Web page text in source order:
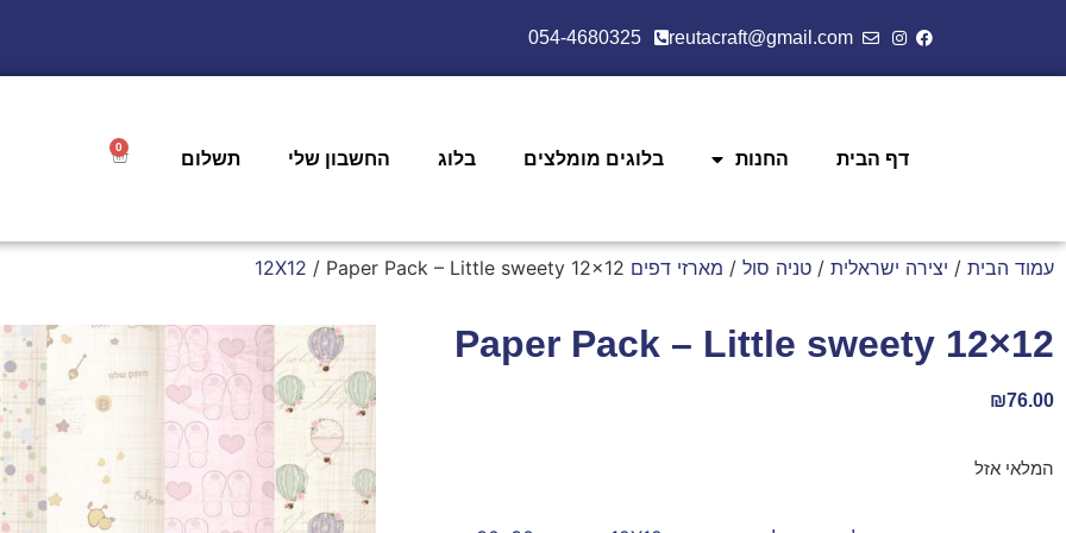
reutacraft@gmail.com
054-4680325
דף הבית החנות בלוגים מומלצים בלוג החשבון שלי תשלום
0
עמוד הבית / יצירה ישראלית / טניה סול / מארזי דפים 12X12 / Paper Pack – Little sweety 12×12
Paper Pack – Little sweety 12×12
₪76.00
המלאי אזל